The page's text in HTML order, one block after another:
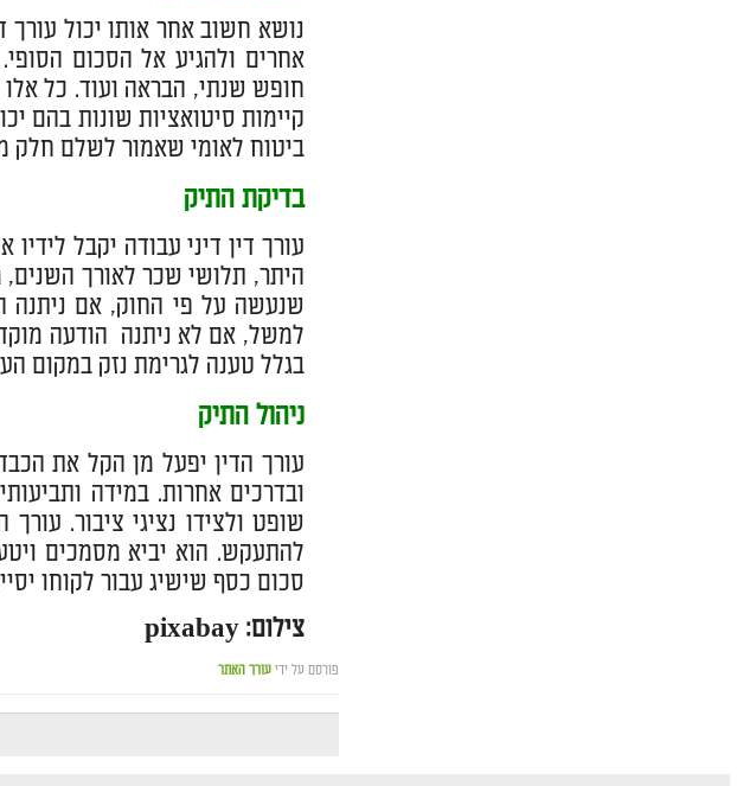
נושא חשוב אחר אותו יכול
אחרים ולהגיע אל הסכום
חופש שנתי, הבראה ועוד. כל
קיימות סיטואציות שונות בהם
ביטוח לאומי שאמור לשלם חלק
בדיקת התיק
עורך דין דיני עבודה יקבל
היתר, תלושי שכר לאורך
שנעשה על פי החוק, אם ניתנה
למשל, אם לא ניתנה הודעה
בגלל טענה לגרימת נזק במקום
ניהול התיק
עורך הדין יפעל מן הקל את
ובדרכים אחרות. במידה
שופט ולצידו נציגי ציבור.
להתעקש. הוא יביא מסמכים
סכום כסף שישיג עבור לקוחו
צילום: pixabay
פורסם על ידי עורך האתר